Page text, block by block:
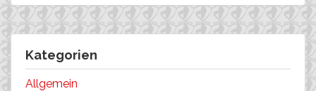
Kategorien
Allgemein